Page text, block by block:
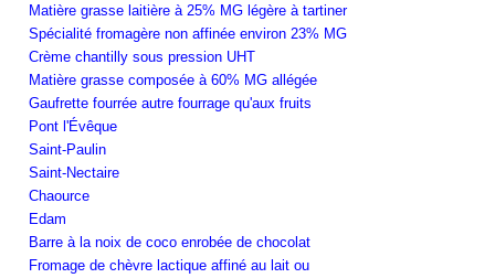
Matière grasse laitière à 25% MG légère à tartiner
Spécialité fromagère non affinée environ 23% MG
Crème chantilly sous pression UHT
Matière grasse composée à 60% MG allégée
Gaufrette fourrée autre fourrage qu'aux fruits
Pont l'Évêque
Saint-Paulin
Saint-Nectaire
Chaource
Edam
Barre à la noix de coco enrobée de chocolat
Fromage de chèvre lactique affiné au lait ou